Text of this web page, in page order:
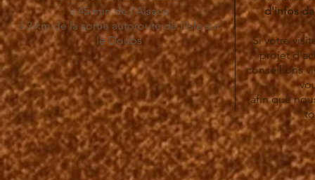
à 45 min de l'Alsace
à 3 km de la sortie autoroute de l'Isle sur
le Doubs
d'infos
Si votre
projet
conseillons
afin que